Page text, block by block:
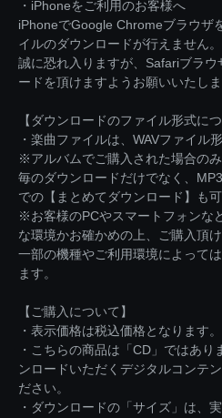
・iPhoneをご利用のお客様へ
iPhoneでGoogle Chromeブラウザ
イルのダウンロードが行えません。
誠に恐れ入りますが、Safariブラ
ードを頂けますようお願いいたしま
【ダウンロードのファイル形式につ
・楽曲ファイルは、WAVファイル
※アルバムでご購入された場合の
毎のダウンロードだけでなく、
での【まとめてダウンロード】も可
※お客様のPCやスマートフォンな
な環境かお確かめの上、ご購入頂
一部の機種やご利用環境によって
ます。
【ご購入について】
・表示価格は税込価格となります。
・こちらの商品は「CD」ではあ
ンロードいただくデジタルコンテ
ださい。
・ダウンロードの「サイズ」は、